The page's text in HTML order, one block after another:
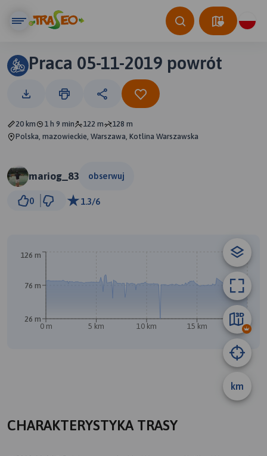
Praca 05-11-2019 powrót
20 km 1 h 9 min 122 m
128 m
Polska, mazowieckie, Warszawa, Kotlina Warszawska
mariog_83 obserwuj
0 1.3/6
km
0 m 5 km 10 km 15 km 20 km
26 m
76 m
126 m
CHARAKTERYSTYKA TRASY